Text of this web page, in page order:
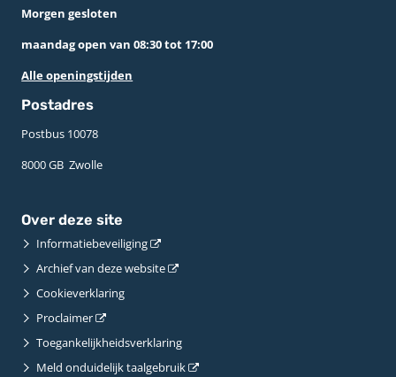
Morgen gesloten
maandag open van 08:30 tot 17:00
Alle openingstijden
Postadres
Postbus 10078 ­
8000 GB ­ Zwolle
Over deze site
Informatiebeveiliging
Archief van deze website
Cookieverklaring
Proclaimer
Toegankelijkheidsverklaring
Meld onduidelijk taalgebruik